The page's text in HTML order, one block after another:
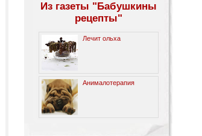
Из газеты "Бабушкины
рецепты"
Лечит ольха
Анималотерапия